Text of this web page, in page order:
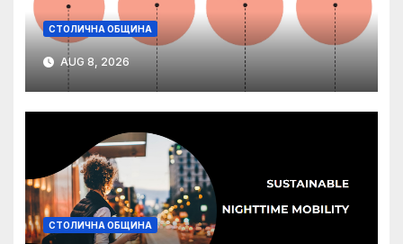
СТОЛИЧНА ОБЩИНА
AUG 8, 2026
СТОЛИЧНА ОБЩИНА